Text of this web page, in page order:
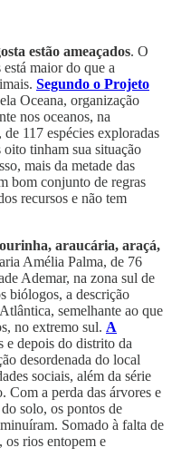
estão ameaçados. O
maior do que a
Segundo o Projeto
Oceana, organização
nos oceanos, na
117 espécies exploradas
tinham sua situação
mais da metade das
bom conjunto de regras
recursos e não tem
araucária, araçá,
Amélia Palma, de 76
Ademar, na zona sul de
biólogos, a descrição
semelhante ao que
no extremo sul. A
e depois do distrito da
desordenada do local
sociais, além da série
Com a perda das árvores e
solo, os pontos de
Somado à falta de
os rios entopem e